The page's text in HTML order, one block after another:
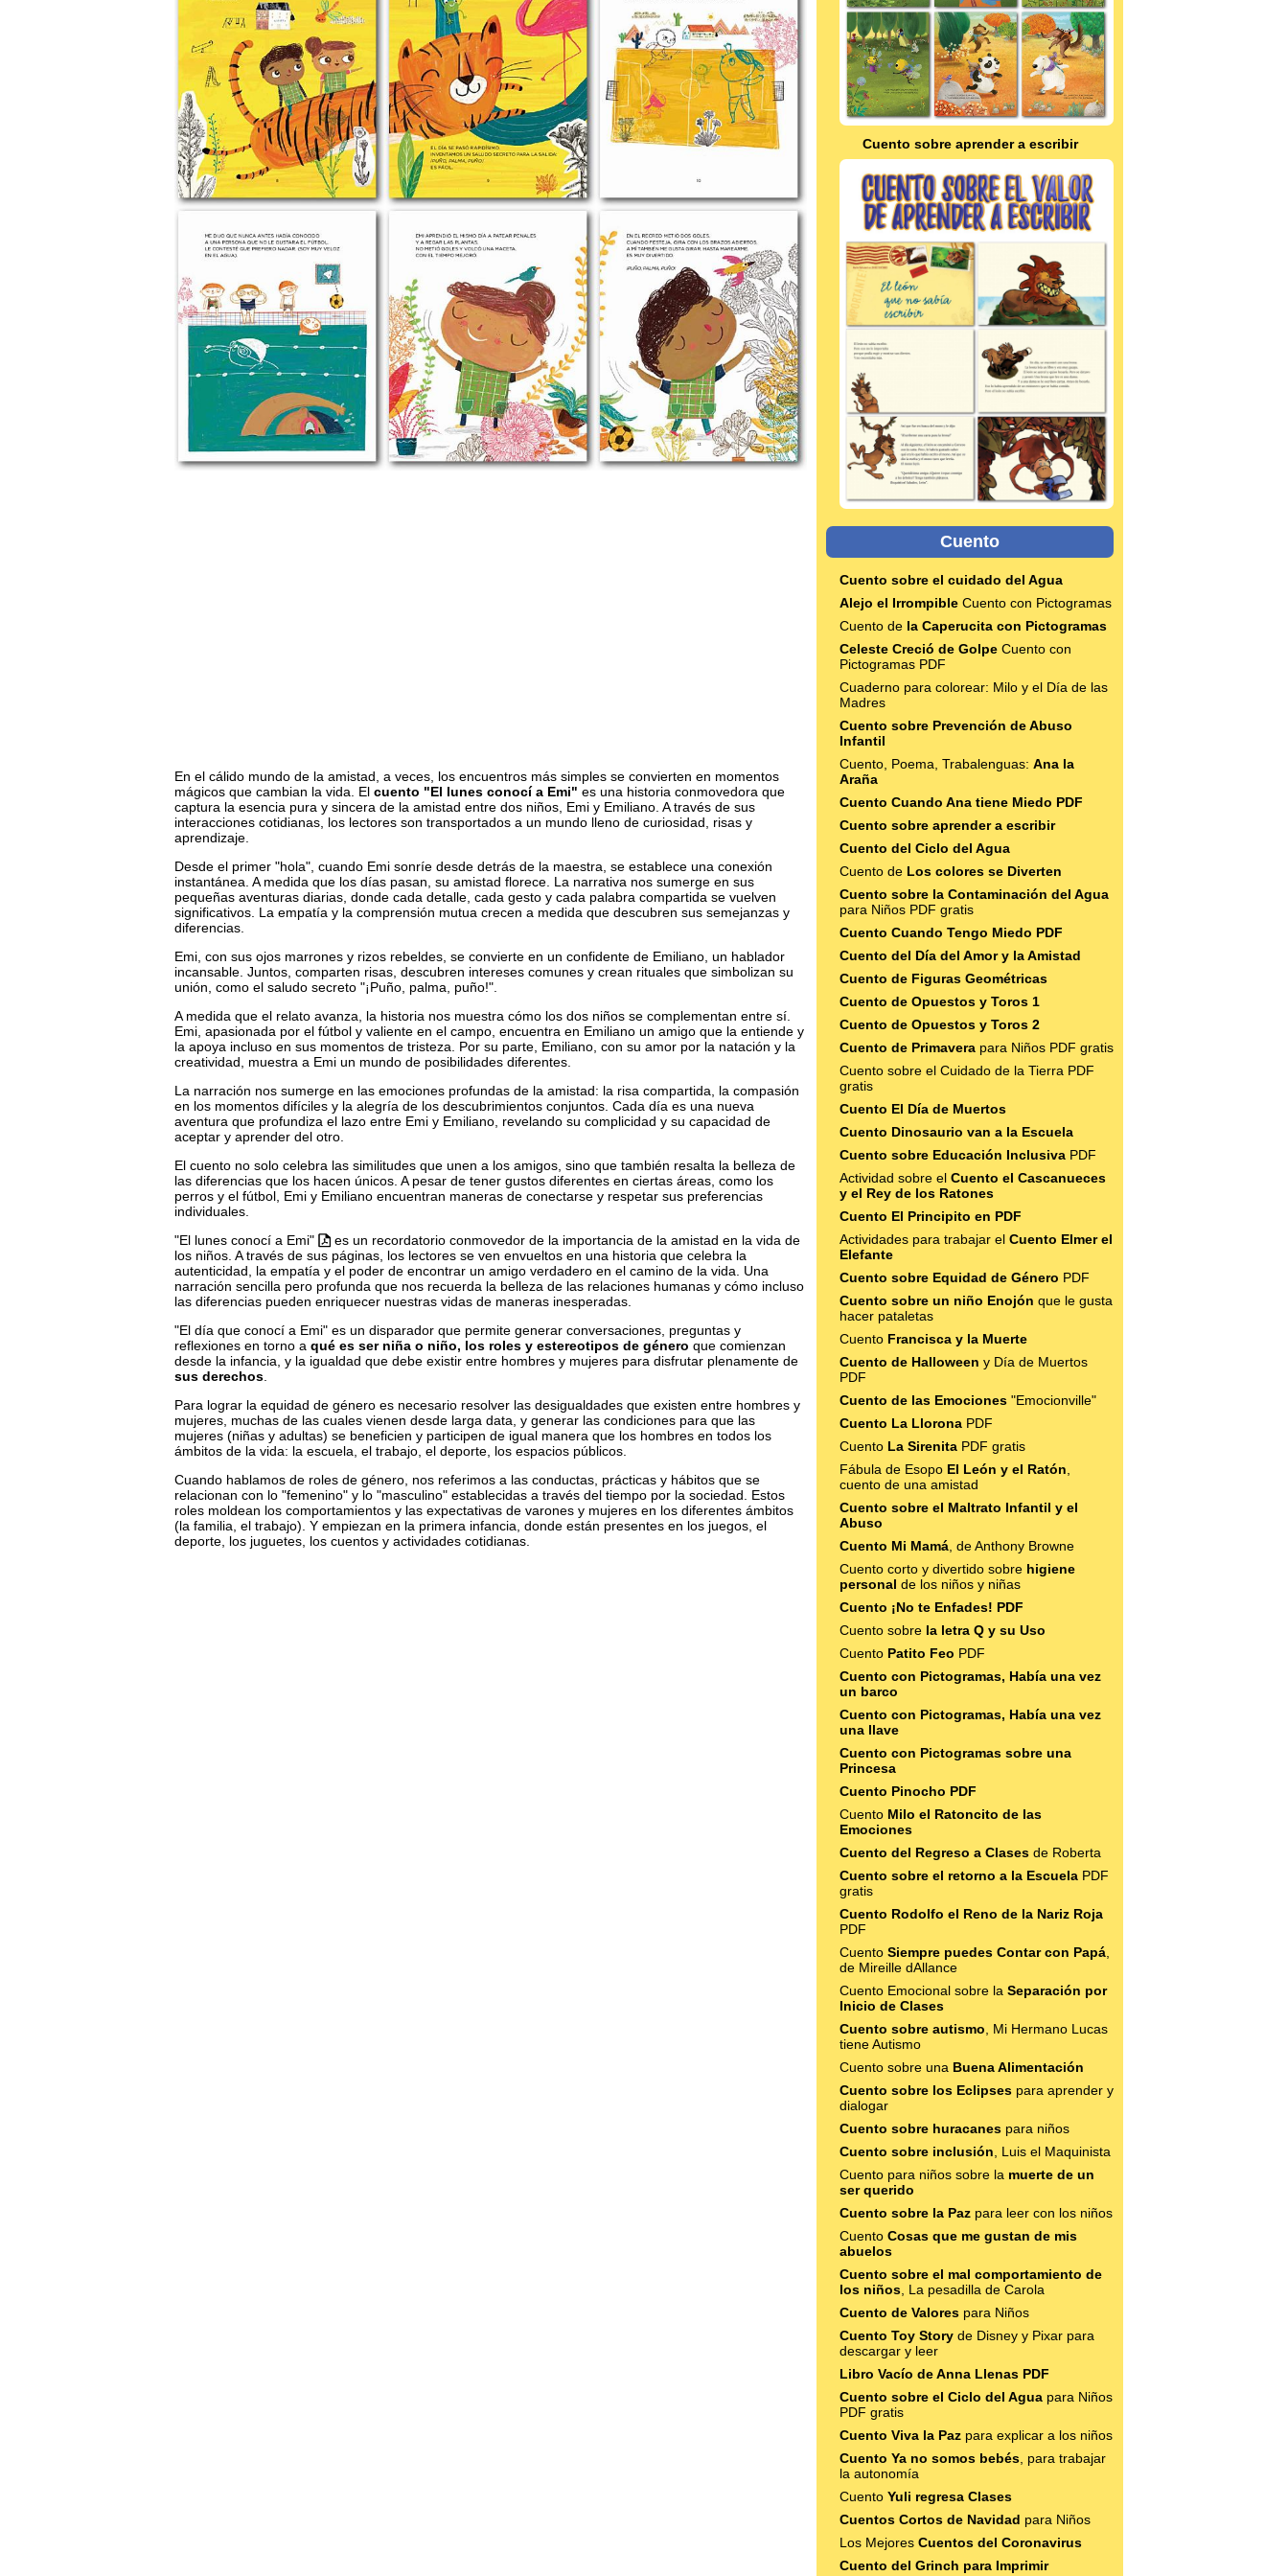
En el cálido mundo de la amistad, a veces, los encuentros más simples se convierten en momentos
mágicos que cambian la vida. El cuento "El lunes conocí a Emi" es una historia conmovedora que
captura la esencia pura y sincera de la amistad entre dos niños, Emi y Emiliano. A través de sus
interacciones cotidianas, los lectores son transportados a un mundo lleno de curiosidad, risas y
aprendizaje.
Desde el primer "hola", cuando Emi sonríe desde detrás de la maestra, se establece una conexión
instantánea. A medida que los días pasan, su amistad florece. La narrativa nos sumerge en sus
pequeñas aventuras diarias, donde cada detalle, cada gesto y cada palabra compartida se vuelven
significativos. La empatía y la comprensión mutua crecen a medida que descubren sus semejanzas y
diferencias.
Emi, con sus ojos marrones y rizos rebeldes, se convierte en un confidente de Emiliano, un hablador
incansable. Juntos, comparten risas, descubren intereses comunes y crean rituales que simbolizan su
unión, como el saludo secreto "¡Puño, palma, puño!".
A medida que el relato avanza, la historia nos muestra cómo los dos niños se complementan entre sí.
Emi, apasionada por el fútbol y valiente en el campo, encuentra en Emiliano un amigo que la entiende y
la apoya incluso en sus momentos de tristeza. Por su parte, Emiliano, con su amor por la natación y la
creatividad, muestra a Emi un mundo de posibilidades diferentes.
La narración nos sumerge en las emociones profundas de la amistad: la risa compartida, la compasión
en los momentos difíciles y la alegría de los descubrimientos conjuntos. Cada día es una nueva
aventura que profundiza el lazo entre Emi y Emiliano, revelando su complicidad y su capacidad de
aceptar y aprender del otro.
El cuento no solo celebra las similitudes que unen a los amigos, sino que también resalta la belleza de
las diferencias que los hacen únicos. A pesar de tener gustos diferentes en ciertas áreas, como los
perros y el fútbol, Emi y Emiliano encuentran maneras de conectarse y respetar sus preferencias
individuales.
"El lunes conocí a Emi"
es un recordatorio conmovedor de la importancia de la amistad en la vida de
los niños. A través de sus páginas, los lectores se ven envueltos en una historia que celebra la
autenticidad, la empatía y el poder de encontrar un amigo verdadero en el camino de la vida. Una
narración sencilla pero profunda que nos recuerda la belleza de las relaciones humanas y cómo incluso
las diferencias pueden enriquecer nuestras vidas de maneras inesperadas.
"El día que conocí a Emi" es un disparador que permite generar conversaciones, preguntas y
reflexiones en torno a qué es ser niña o niño, los roles y estereotipos de género que comienzan
desde la infancia, y la igualdad que debe existir entre hombres y mujeres para disfrutar plenamente de
sus derechos
Para lograr la equidad de género es necesario resolver las desigualdades que existen entre hombres y
mujeres, muchas de las cuales vienen desde larga data, y generar las condiciones para que las
mujeres (niñas y adultas) se beneficien y participen de igual manera que los hombres en todos los
ámbitos de la vida: la escuela, el trabajo, el deporte, los espacios públicos.
Cuando hablamos de roles de género, nos referimos a las conductas, prácticas y hábitos que se
relacionan con lo "femenino" y lo "masculino" establecidas a través del tiempo por la sociedad. Estos
roles moldean los comportamientos y las expectativas de varones y mujeres en los diferentes ámbitos
(la familia, el trabajo). Y empiezan en la primera infancia, donde están presentes en los juegos, el
deporte, los juguetes, los cuentos y actividades cotidianas.
Cuento sobre aprender a escribir
Cuento
Cuento sobre el cuidado del Agua
Alejo el Irrompible Cuento con Pictogramas
Cuento de la Caperucita con Pictogramas
Celeste Creció de Golpe Cuento con
Pictogramas PDF
Cuaderno para colorear: Milo y el Día de las
Madres
Cuento sobre Prevención de Abuso
Infantil
Cuento, Poema, Trabalenguas: Ana la
Araña
Cuento Cuando Ana tiene Miedo PDF
Cuento sobre aprender a escribir
Cuento del Ciclo del Agua
Cuento de Los colores se Diverten
Cuento sobre la Contaminación del Agua
para Niños PDF gratis
Cuento Cuando Tengo Miedo PDF
Cuento del Día del Amor y la Amistad
Cuento de Figuras Geométricas
Cuento de Opuestos y Toros 1
Cuento de Opuestos y Toros 2
Cuento de Primavera para Niños PDF gratis
Cuento sobre el Cuidado de la Tierra PDF
gratis
Cuento El Día de Muertos
Cuento Dinosaurio van a la Escuela
Cuento sobre Educación Inclusiva PDF
Actividad sobre el Cuento el Cascanueces
y el Rey de los Ratones
Cuento El Principito en PDF
Actividades para trabajar el Cuento Elmer el
Elefante
Cuento sobre Equidad de Género PDF
Cuento sobre un niño Enojón que le gusta
hacer pataletas
Cuento Francisca y la Muerte
Cuento de Halloween y Día de Muertos
PDF
Cuento de las Emociones "Emocionville"
Cuento La Llorona PDF
Cuento La Sirenita PDF gratis
Fábula de Esopo El León y el Ratón,
cuento de una amistad
Cuento sobre el Maltrato Infantil y el
Abuso
Cuento Mi Mamá, de Anthony Browne
Cuento corto y divertido sobre higiene
personal de los niños y niñas
Cuento ¡No te Enfades! PDF
Cuento sobre la letra Q y su Uso
Cuento Patito Feo PDF
Cuento con Pictogramas, Había una vez
un barco
Cuento con Pictogramas, Había una vez
una llave
Cuento con Pictogramas sobre una
Princesa
Cuento Pinocho PDF
Cuento Milo el Ratoncito de las
Emociones
Cuento del Regreso a Clases de Roberta
Cuento sobre el retorno a la Escuela PDF
gratis
Cuento Rodolfo el Reno de la Nariz Roja
PDF
Cuento Siempre puedes Contar con Papá,
de Mireille dAllance
Cuento Emocional sobre la Separación por
Inicio de Clases
Cuento sobre autismo, Mi Hermano Lucas
tiene Autismo
Cuento sobre una Buena Alimentación
Cuento sobre los Eclipses para aprender y
dialogar
Cuento sobre huracanes para niños
Cuento sobre inclusión, Luis el Maquinista
Cuento para niños sobre la muerte de un
ser querido
Cuento sobre la Paz para leer con los niños
Cuento Cosas que me gustan de mis
abuelos
Cuento sobre el mal comportamiento de
los niños, La pesadilla de Carola
Cuento de Valores para Niños
Cuento Toy Story de Disney y Pixar para
descargar y leer
Libro Vacío de Anna Llenas PDF
Cuento sobre el Ciclo del Agua para Niños
PDF gratis
Cuento Viva la Paz para explicar a los niños
Cuento Ya no somos bebés, para trabajar
la autonomía
Cuento Yuli regresa Clases
Cuentos Cortos de Navidad para Niños
Los Mejores Cuentos del Coronavirus
Cuento del Grinch para Imprimir